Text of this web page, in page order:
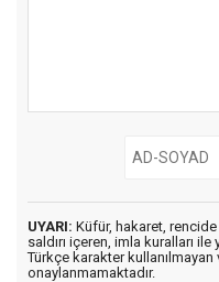
UYARI: Küfür, hakaret,
saldırı içeren, imla kuralları ile
Türkçe karakter
onaylanmamaktadır.